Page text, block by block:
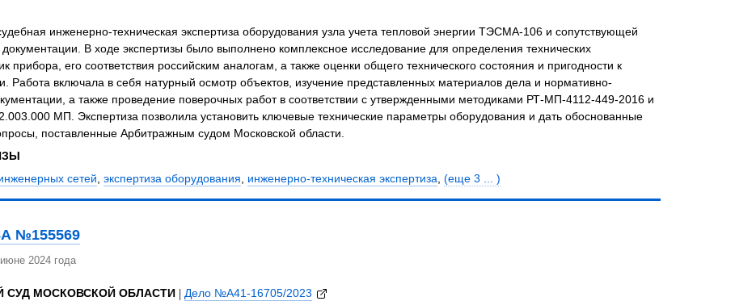
инженерно-техническая экспертиза оборудования узла учета тепловой энергии ТЭСМА-106 и сопутствующей
документации. В ходе экспертизы было выполнено комплексное исследование для определения технических
прибора, его соответствия российским аналогам, а также оценки общего технического состояния и пригодности к
Работа включала в себя натурный осмотр объектов, изучение представленных материалов дела и нормативно-
а также проведение поверочных работ в соответствии с утвержденными методиками РТ-МП-4112-449-2016 и
МП. Экспертиза позволила установить ключевые технические параметры оборудования и дать обоснованные
поставленные Арбитражным судом Московской области.
сетей, экспертиза оборудования, инженерно-техническая экспертиза, (еще 3 ... )
№155569
2024 года
СУД МОСКОВСКОЙ ОБЛАСТИ | Дело №А41-16705/2023